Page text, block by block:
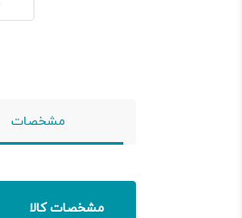
مشخصات
مشخصات کالا